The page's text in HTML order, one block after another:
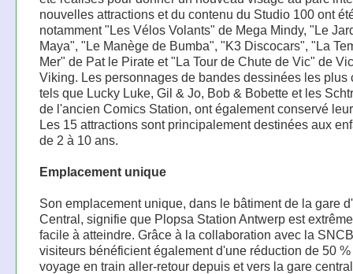
nouvelles attractions et du contenu du Studio 100 ont
notamment "Les Vélos Volants" de Mega Mindy, "Le
Maya", "Le Manège de Bumba", "K3 Discocars", "La
Mer" de Pat le Pirate et "La Tour de Chute de Vic" de
Viking. Les personnages de bandes dessinées les plus
tels que Lucky Luke, Gil & Jo, Bob & Bobette et les
de l'ancien Comics Station, ont également conservé
Les 15 attractions sont principalement destinées aux
de 2 à 10 ans.
Emplacement unique
Son emplacement unique, dans le bâtiment de la gare
Central, signifie que Plopsa Station Antwerp est
facile à atteindre. Grâce à la collaboration avec la
visiteurs bénéficient également d'une réduction de 50
voyage en train aller-retour depuis et vers la gare